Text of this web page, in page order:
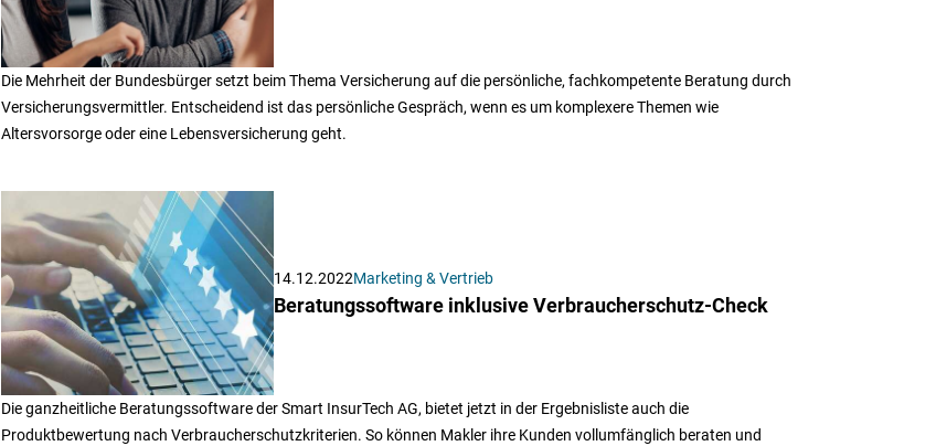
Die Mehrheit der Bundesbürger setzt beim Thema Versicherung auf die persönliche, fachkompetente Beratung durch
Versicherungsvermittler. Entscheidend ist das persönliche Gespräch, wenn es um komplexere Themen wie
Altersvorsorge oder eine Lebensversicherung geht.
14.12.2022Marketing & Vertrieb
Beratungssoftware inklusive Verbraucherschutz-Check
Die ganzheitliche Beratungssoftware der Smart InsurTech AG, bietet jetzt in der Ergebnisliste auch die
Produktbewertung nach Verbraucherschutzkriterien. So können Makler ihre Kunden vollumfänglich beraten und